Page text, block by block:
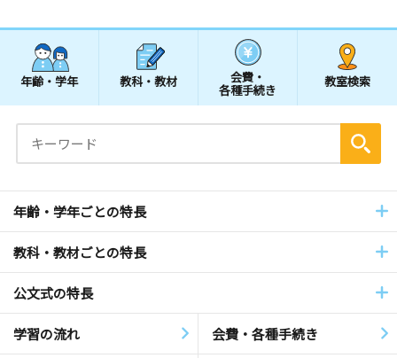
年齢・学年 教科・教材 会費・
各種手続き
教室検索
年齢・学年ごとの特長
教科・教材ごとの特長
公文式の特長
学習の流れ 会費・各種手続き